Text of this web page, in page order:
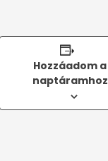
Hozzáadom a
naptáramhoz